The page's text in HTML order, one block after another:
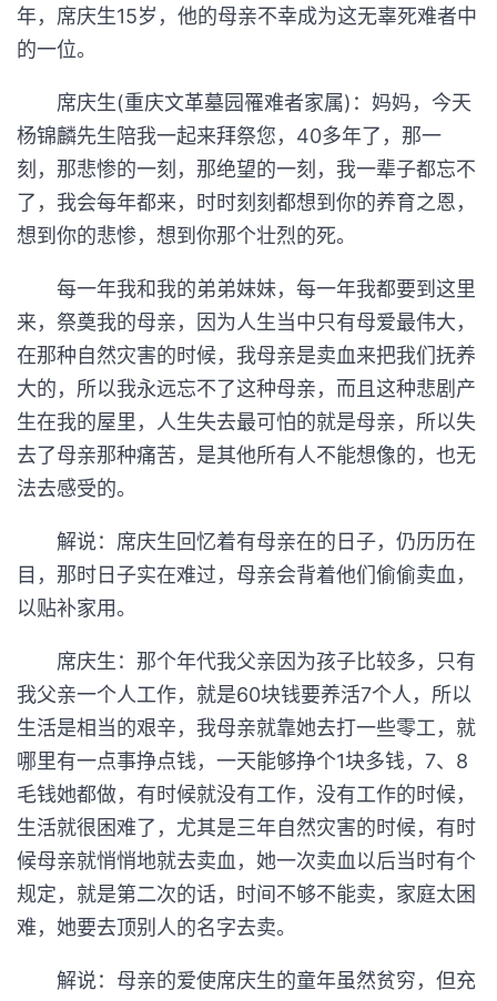
年，席庆生15岁，他的母亲不幸成为这无辜死难者中
的一位。
席庆生(重庆文革墓园罹难者家属)：妈妈，今天
杨锦麟先生陪我一起来拜祭您，40多年了，那一
刻，那悲惨的一刻，那绝望的一刻，我一辈子都忘不
了，我会每年都来，时时刻刻都想到你的养育之恩，
想到你的悲惨，想到你那个壮烈的死。
每一年我和我的弟弟妹妹，每一年我都要到这里
来，祭奠我的母亲，因为人生当中只有母爱最伟大，
在那种自然灾害的时候，我母亲是卖血来把我们抚养
大的，所以我永远忘不了这种母亲，而且这种悲剧产
生在我的屋里，人生失去最可怕的就是母亲，所以失
去了母亲那种痛苦，是其他所有人不能想像的，也无
法去感受的。
解说：席庆生回忆着有母亲在的日子，仍历历在
目，那时日子实在难过，母亲会背着他们偷偷卖血，
以贴补家用。
席庆生：那个年代我父亲因为孩子比较多，只有
我父亲一个人工作，就是60块钱要养活7个人，所以
生活是相当的艰辛，我母亲就靠她去打一些零工，就
哪里有一点事挣点钱，一天能够挣个1块多钱，7、8
毛钱她都做，有时候就没有工作，没有工作的时候，
生活就很困难了，尤其是三年自然灾害的时候，有时
候母亲就悄悄地就去卖血，她一次卖血以后当时有个
规定，就是第二次的话，时间不够不能卖，家庭太困
难，她要去顶别人的名字去卖。
解说：母亲的爱使席庆生的童年虽然贫穷，但充